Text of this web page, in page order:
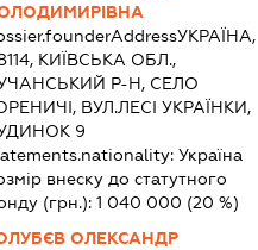
УКРАЇНА,
КИЇВСЬКА ОБЛ.,
Р-Н, СЕЛО
ВУЛ.ЛЕСІ УКРАЇНКИ,
9
Україна
внеску до статутного
(грн.):1 040 000 (20 %)
ОЛЕКСАНДР